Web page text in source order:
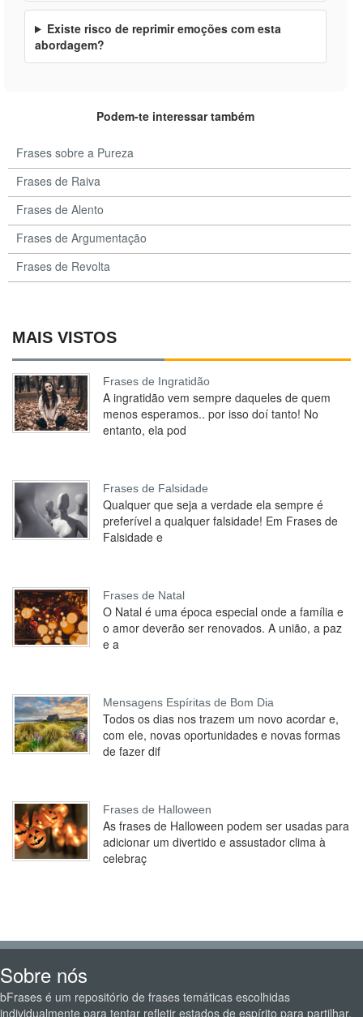
Existe risco de reprimir emoções com esta
abordagem?
Podem-te interessar também
Frases sobre a Pureza
Frases de Raiva
Frases de Alento
Frases de Argumentação
Frases de Revolta
MAIS VISTOS
Frases de Ingratidão
A ingratidão vem sempre daqueles de quem
menos esperamos.. por isso doí tanto! No
entanto, ela pod
Frases de Falsidade
Qualquer que seja a verdade ela sempre é
preferível a qualquer falsidade! Em Frases de
Falsidade e
Frases de Natal
O Natal é uma época especial onde a família e
o amor deverão ser renovados. A união, a paz
e a
Mensagens Espíritas de Bom Dia
Todos os dias nos trazem um novo acordar e,
com ele, novas oportunidades e novas formas
de fazer dif
Frases de Halloween
As frases de Halloween podem ser usadas para
adicionar um divertido e assustador clima à
celebraç
Sobre nós
bFrases é um repositório de frases temáticas escolhidas
individualmente para tentar refletir estados de espírito para partilhar.